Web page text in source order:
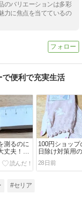
のバリエーションは多彩
力に焦点を当てているの
便利で充実生活
測るのに
丈夫！ニ
メジャ
100円ショッ
日除け対策用
袋！室内では
も！
28日前
#セリア